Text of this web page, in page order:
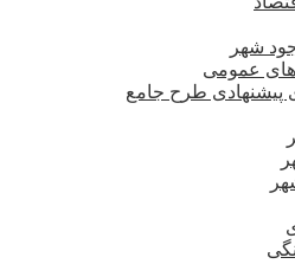
شهر
عمومی
پیشنهادی طرح جامع